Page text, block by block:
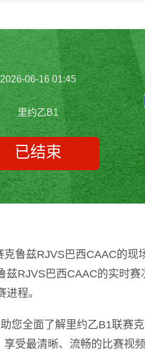
2026-06-16 01:45
里约乙B1
已结束
鲁兹RJVS巴西CAAC的现
兹RJVS巴西CAAC的实时赛
程。
您全面了解里约乙B1联赛
受最清晰、流畅的比赛视